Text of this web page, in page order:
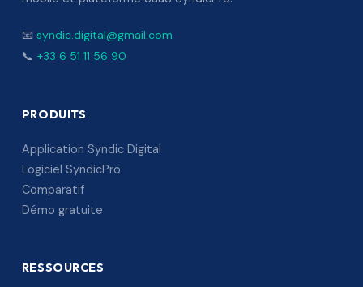
📧 syndic.digital@gmail.com
📞 +33 6 51 11 56 90
PRODUITS
Application Syndic Digital
Logiciel SyndicPro
Comparatif
Démo gratuite
RESSOURCES